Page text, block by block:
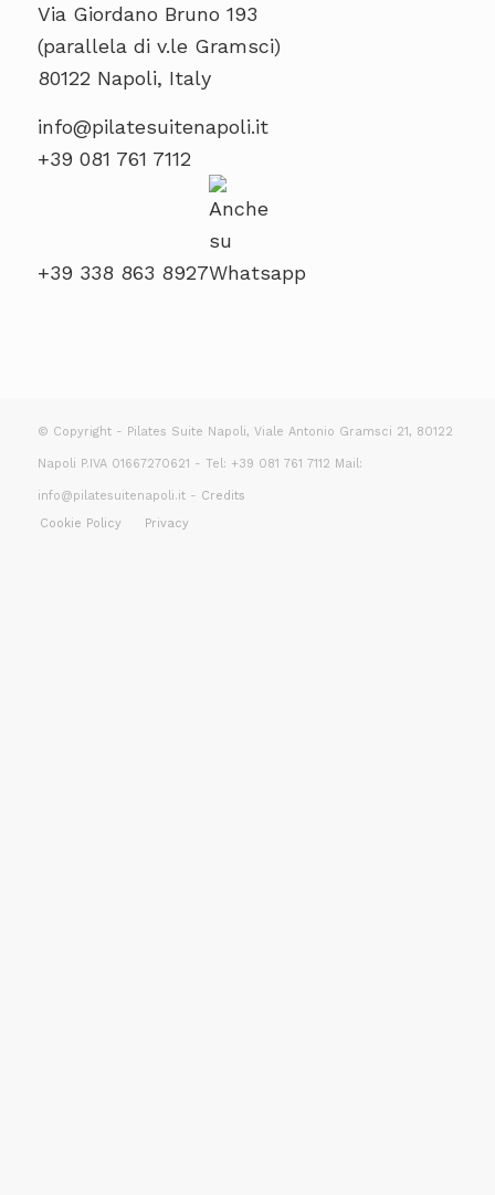
Via Giordano Bruno 193
(parallela di v.le Gramsci)
80122 Napoli, Italy
info@pilatesuitenapoli.it
+39 081 761 7112
+39 338 863 8927
© Copyright - Pilates Suite Napoli, Viale Antonio Gramsci 21, 80122
Napoli P.IVA 01667270621 - Tel: +39 081 761 7112 Mail:
info@pilatesuitenapoli.it - Credits
Cookie Policy
Privacy